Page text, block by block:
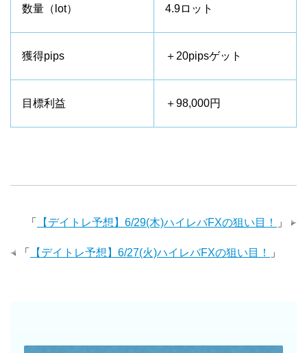
数量（lot） 4.9ロット
獲得pips ＋20pipsゲット
目標利益 ＋98,000円
「 【デイトレ予想】6/29(木)ハイレバFXの狙い目！ 」
「 【デイトレ予想】6/27(火)ハイレバFXの狙い目！ 」